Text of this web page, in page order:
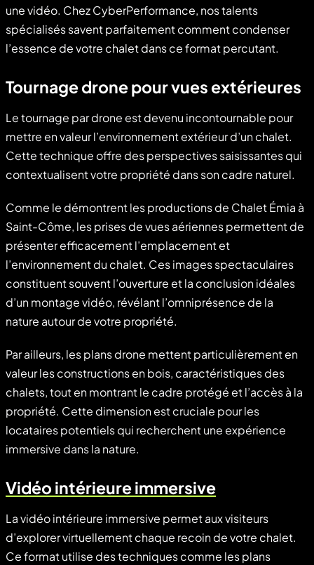
une vidéo. Chez CyberPerformance, nos talents
spécialisés savent parfaitement comment condenser
l’essence de votre chalet dans ce format percutant.
Tournage drone pour vues extérieures
Le tournage par drone est devenu incontournable pour
mettre en valeur l’environnement extérieur d’un chalet.
Cette technique offre des perspectives saisissantes qui
contextualisent votre propriété dans son cadre naturel.
Comme le démontrent les productions de Chalet Émia à
Saint-Côme, les prises de vues aériennes permettent de
présenter efficacement l’emplacement et
l’environnement du chalet. Ces images spectaculaires
constituent souvent l’ouverture et la conclusion idéales
d’un montage vidéo, révélant l’omniprésence de la
nature autour de votre propriété.
Par ailleurs, les plans drone mettent particulièrement en
valeur les constructions en bois, caractéristiques des
chalets, tout en montrant le cadre protégé et l’accès à la
propriété. Cette dimension est cruciale pour les
locataires potentiels qui recherchent une expérience
immersive dans la nature.
Vidéo intérieure immersive
La vidéo intérieure immersive permet aux visiteurs
d’explorer virtuellement chaque recoin de votre chalet.
Ce format utilise des techniques comme les plans